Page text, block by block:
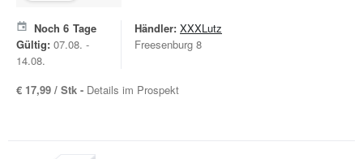
Noch 6 Tage
Gültig: 07.08. -
14.08.
Händler: XXXLutz
Freesenburg 8
€ 17,99 / Stk - Details im Prospekt